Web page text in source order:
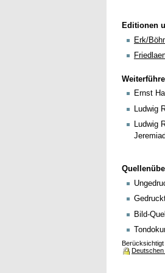
Editionen
Erk/
Ernst
Ludwig
Ludwig
Bild-